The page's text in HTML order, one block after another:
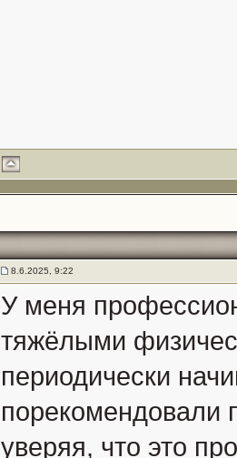
8.6.2025, 9:22
У меня
тяжёлыми
периодически
порекомендовали
уверяя, что это